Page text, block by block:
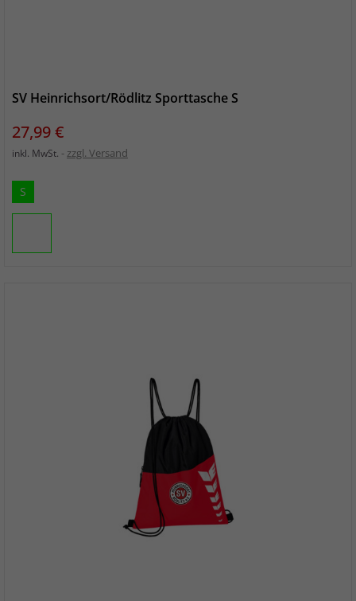
SV Heinrichsort/Rödlitz Sporttasche S
Preis
27,99 €
inkl. MwSt. zzgl. Versand
S